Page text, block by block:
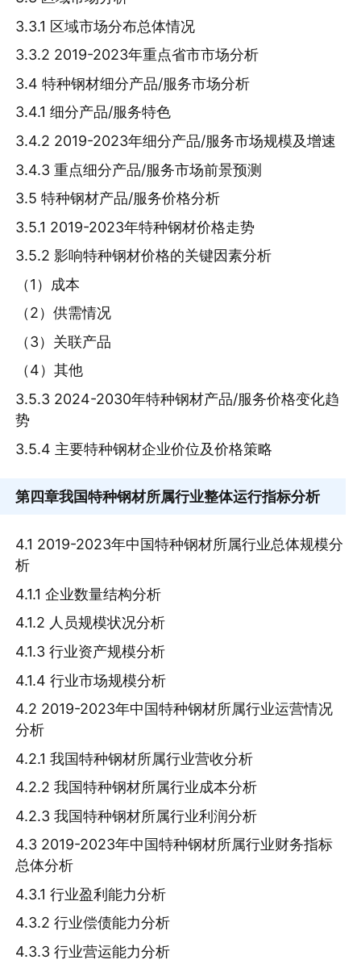
3.3.1 区域市场分布总体情况
3.3.2 2019-2023年重点省市市场分析
3.4 特种钢材细分产品/服务市场分析
3.4.1 细分产品/服务特色
3.4.2 2019-2023年细分产品/服务市场规模及增速
3.4.3 重点细分产品/服务市场前景预测
3.5 特种钢材产品/服务价格分析
3.5.1 2019-2023年特种钢材价格走势
3.5.2 影响特种钢材价格的关键因素分析
（1）成本
（2）供需情况
（3）关联产品
（4）其他
3.5.3 2024-2030年特种钢材产品/服务价格变化趋
势
3.5.4 主要特种钢材企业价位及价格策略
第四章我国特种钢材所属行业整体运行指标分析
4.1 2019-2023年中国特种钢材所属行业总体规模分
析
4.1.1 企业数量结构分析
4.1.2 人员规模状况分析
4.1.3 行业资产规模分析
4.1.4 行业市场规模分析
4.2 2019-2023年中国特种钢材所属行业运营情况
分析
4.2.1 我国特种钢材所属行业营收分析
4.2.2 我国特种钢材所属行业成本分析
4.2.3 我国特种钢材所属行业利润分析
4.3 2019-2023年中国特种钢材所属行业财务指标
总体分析
4.3.1 行业盈利能力分析
4.3.2 行业偿债能力分析
4.3.3 行业营运能力分析